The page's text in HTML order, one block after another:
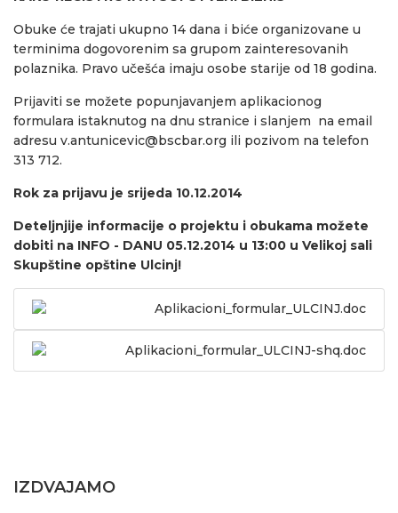
Obuke će trajati ukupno 14 dana i biće organizovane u
terminima dogovorenim sa grupom zainteresovanih
polaznika. Pravo učešća imaju osobe starije od 18 godina.
Prijaviti se možete popunjavanjem aplikacionog
formulara istaknutog na dnu stranice i slanjem na email
adresu v.antunicevic@bscbar.org ili pozivom na telefon
313 712.
Rok za prijavu je srijeda 10.12.2014
Deteljnjije informacije o projektu i obukama možete
dobiti na INFO - DANU 05.12.2014 u 13:00 u Velikoj sali
Skupštine opštine Ulcinj!
Aplikacioni_formular_ULCINJ.doc
Aplikacioni_formular_ULCINJ-shq.doc
IZDVAJAMO